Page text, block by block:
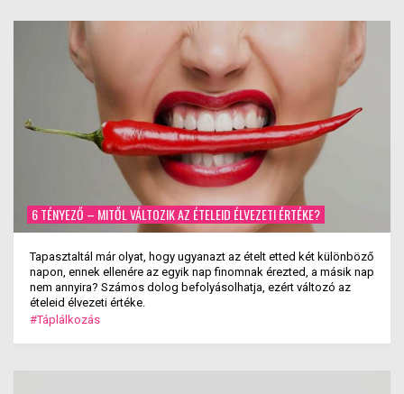
6 TÉNYEZŐ – MITŐL VÁLTOZIK AZ ÉTELEID ÉLVEZETI ÉRTÉKE?
Tapasztaltál már olyat, hogy ugyanazt az ételt etted két különböző
napon, ennek ellenére az egyik nap finomnak érezted, a másik nap
nem annyira? Számos dolog befolyásolhatja, ezért változó az
ételeid élvezeti értéke.
#Táplálkozás